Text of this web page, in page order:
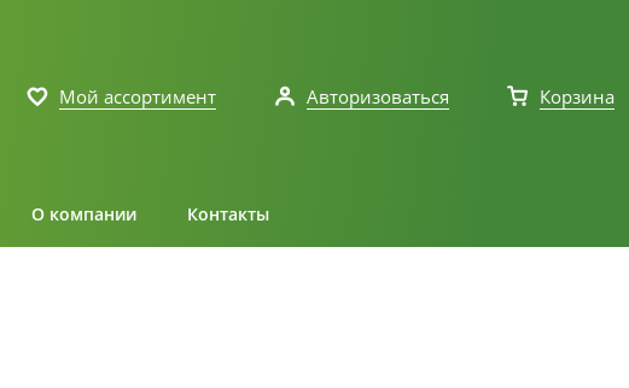
Мой ассортимент Авторизоваться Корзина
О компании Контакты